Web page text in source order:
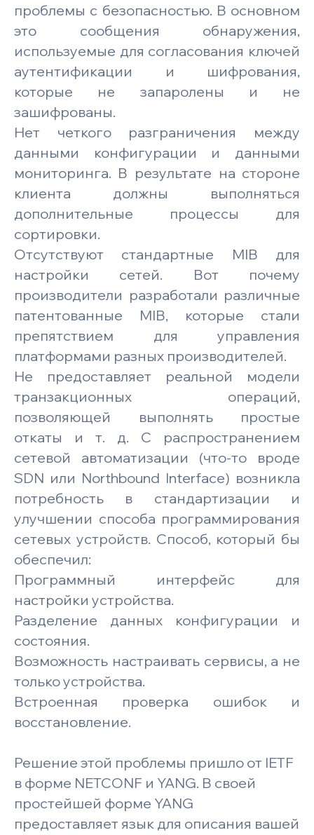
проблемы с безопасностью. В основном
это сообщения обнаружения,
используемые для согласования ключей
аутентификации и шифрования,
которые не запаролены и не
зашифрованы.
Нет четкого разграничения между
данными конфигурации и данными
мониторинга. В результате на стороне
клиента должны выполняться
дополнительные процессы для
сортировки.
Отсутствуют стандартные MIB для
настройки сетей. Вот почему
производители разработали различные
патентованные MIB, которые стали
препятствием для управления
платформами разных производителей.
Не предоставляет реальной модели
транзакционных операций,
позволяющей выполнять простые
откаты и т. д. С распространением
сетевой автоматизации (что-то вроде
SDN или Northbound Interface) возникла
потребность в стандартизации и
улучшении способа программирования
сетевых устройств. Способ, который бы
обеспечил:
Программный интерфейс для
настройки устройства.
Разделение данных конфигурации и
состояния.
Возможность настраивать сервисы, а не
только устройства.
Встроенная проверка ошибок и
восстановление.
Решение этой проблемы пришло от IETF
в форме NETCONF и YANG. В своей
простейшей форме YANG
предоставляет язык для описания вашей